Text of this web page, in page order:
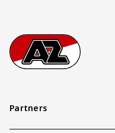
Footer
Ga naar onze homepage
Partners